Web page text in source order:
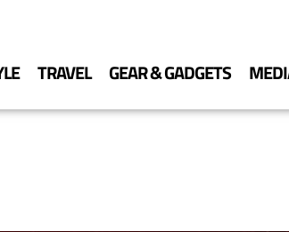
TRAVEL GEAR & GADGETS